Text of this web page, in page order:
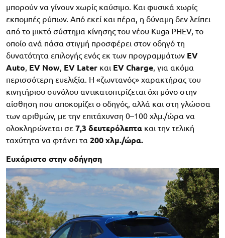
μπορούν να γίνουν χωρίς καύσιμο. Και φυσικά χωρίς
εκπομπές ρύπων. Από εκεί και πέρα, η δύναμη δεν λείπει
από το μικτό σύστημα κίνησης του νέου Kuga PHEV, το
οποίο ανά πάσα στιγμή προσφέρει στον οδηγό τη
δυνατότητα επιλογής ενός εκ των προγραμμάτων EV
Auto, EV Now, EV Later και EV Charge, για ακόμα
περισσότερη ευελιξία. Η «ζωντανός» χαρακτήρας του
κινητήριου συνόλου αντικατοπτρίζεται όχι μόνο στην
αίσθηση που αποκομίζει ο οδηγός, αλλά και στη γλώσσα
των αριθμών, με την επιτάχυνση 0–100 χλμ./ώρα να
ολοκληρώνεται σε 7,3 δευτερόλεπτα και την τελική
ταχύτητα να φτάνει τα 200 χλμ./ώρα.
Ευχάριστο στην οδήγηση